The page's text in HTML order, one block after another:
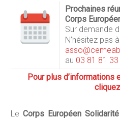
Prochaines
Corps
Sur demande
N’hésitez pas
au 03 81 81 33
Pour plus d’informations
LeCorps Européen